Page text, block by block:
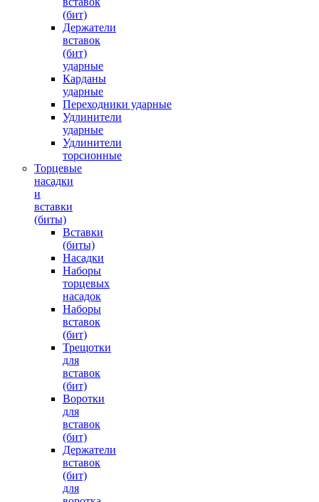
(бит)
Держатели
вставок
(бит)
ударные
Карданы
ударные
Переходники ударные
Удлинители
ударные
Удлинители
торсионные
Торцевые
насадки
и
вставки
(биты)
Вставки
(биты)
Насадки
Наборы
торцевых
насадок
Наборы
вставок
(бит)
Трещотки
для
вставок
(бит)
Воротки
для
вставок
(бит)
Держатели
вставок
(бит)
для